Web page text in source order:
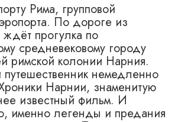
Рима, групповой
По дороге из
ждёт прогулка по
средневековому городу
римской колонии Нарния.
немедленно
Нарнии, знаменитую
известный фильм. И
именно легенды и предания